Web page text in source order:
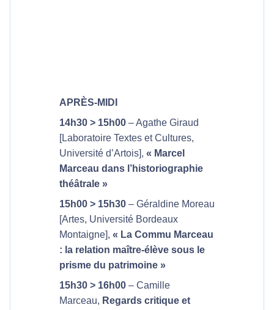
APRÈS-MIDI
14h30 > 15h00 – Agathe Giraud
[Laboratoire Textes et Cultures,
Université d’Artois], « Marcel
Marceau dans l’historiographie
théâtrale »
15h00 > 15h30 – Géraldine Moreau
[Artes, Université Bordeaux
Montaigne], « La Commu Marceau
: la relation maître-élève sous le
prisme du patrimoine »
15h30 > 16h00 – Camille
Marceau, Regards critique et